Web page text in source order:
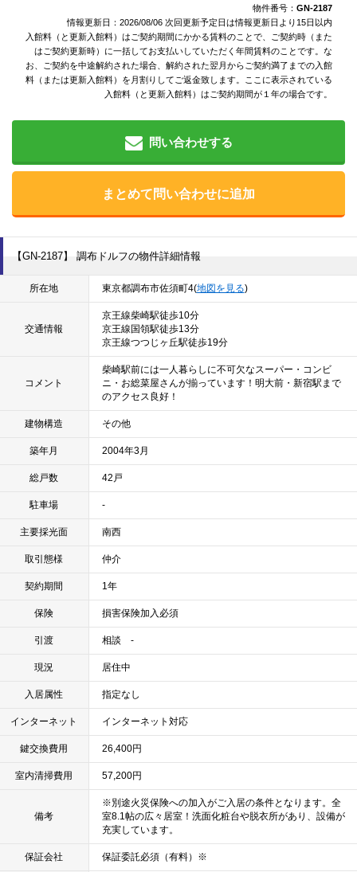
物件番号： GN-2187
情報更新日：2026/08/06 次回更新予定日は情報更新日より15日以内
入館料（と更新入館料）はご契約期間にかかる賃料のことで、ご契約時（また
はご契約更新時）に一括してお支払いしていただく年間賃料のことです。な
お、ご契約を中途解約された場合、解約された翌月からご契約満了までの入館
料（または更新入館料）を月割りしてご返金致します。ここに表示されている
入館料（と更新入館料）はご契約期間が１年の場合です。
問い合わせする
まとめて問い合わせに追加
【GN-2187】 調布ドルフの物件詳細情報
所在地 東京都調布市佐須町4(地図を見る)
交通情報
京王線柴崎駅徒歩10分
京王線国領駅徒歩13分
京王線つつじヶ丘駅徒歩19分
コメント
柴崎駅前には一人暮らしに不可欠なスーパー・コンビ
ニ・お総菜屋さんが揃っています！明大前・新宿駅まで
のアクセス良好！
建物構造 その他
築年月 2004年3月
総戸数 42戸
駐車場 -
主要採光面 南西
取引態様 仲介
契約期間 1年
保険 損害保険加入必須
引渡 相談 -
現況 居住中
入居属性 指定なし
インターネット インターネット対応
鍵交換費用 26,400円
室内清掃費用 57,200円
備考
※別途火災保険への加入がご入居の条件となります。全
室8.1帖の広々居室！洗面化粧台や脱衣所があり、設備が
充実しています。
保証会社 保証委託必須（有料）※